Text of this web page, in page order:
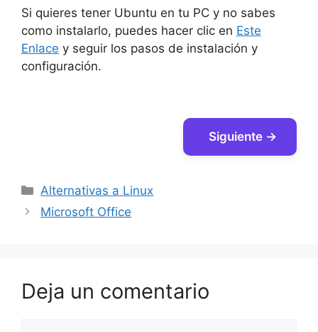
Si quieres tener Ubuntu en tu PC y no sabes
como instalarlo, puedes hacer clic en Este
Enlace y seguir los pasos de instalación y
configuración.
Siguiente →
Categorías
Alternativas a Linux
Microsoft Office
Deja un comentario